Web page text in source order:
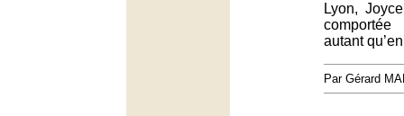
Lyon,
comportée
autant
Par Gérard